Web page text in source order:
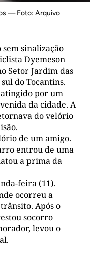
— Foto: Arquivo
sinalização
Dyemeson
Setor Jardim das
do Tocantins.
por um
da cidade. A
do velório
de um amigo.
entrou de uma
a prima da
feira (11).
ocorreu a
Após o
socorro
levou o